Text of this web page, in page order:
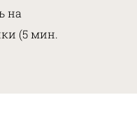
на
(5 мин.